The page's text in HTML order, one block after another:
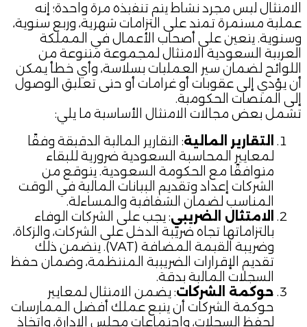
الامتثال ليس مجرد نشاط يتم تنفيذه مرة واحدة؛ إنه
عملية مستمرة تمتد على التزامات شهرية، وربع سنوية،
وسنوية. يتعين على أصحاب الأعمال في المملكة
العربية السعودية الامتثال لمجموعة متنوعة من
اللوائح لضمان سير العمليات بسلاسة، وأي خطأ يمكن
أن يؤدي إلى عقوبات أو غرامات أو حتى تعليق الوصول
إلى المنصات الحكومية.
تشمل بعض مجالات الامتثال الأساسية ما يلي:
التقارير المالية: التقارير المالية الدقيقة وفقًا
لمعايير المحاسبة السعودية ضرورية للبقاء
متوافقًا مع الحكومة السعودية. يتوقع من
الشركات إعداد وتقديم البيانات المالية في الوقت
المناسب لضمان الشفافية والمساءلة.
الامتثال الضريبي: يجب على الشركات الوفاء
بالتزاماتها تجاه ضريبة الدخل على الشركات، والزكاة،
وضريبة القيمة المضافة (VAT). يتضمن ذلك
تقديم الإقرارات الضريبية المنتظمة، وضمان حفظ
السجلات المالية بدقة.
حوكمة الشركات: يضمن الامتثال لمعايير
حوكمة الشركات أن يتبع عملك أفضل الممارسات
لحفظ السجلات، واجتماعات مجلس الإدارة، واتخاذ